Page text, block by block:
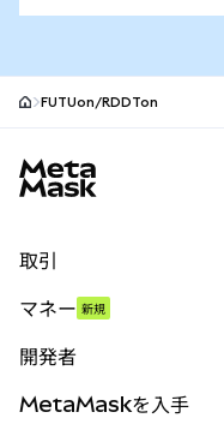
FUTUon/RDDTon
取引
パーペチュアル
RWA
マネー 新規
開発者
MetaMaskを入手